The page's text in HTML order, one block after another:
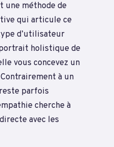
une méthode de
qui articule ce
d’utilisateur
holistique de
vous concevez un
à un
parfois
cherche à
avec les